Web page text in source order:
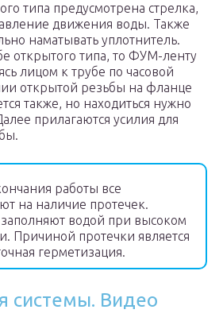
типа предусмотрена стрелка,
движения воды. Также
наматывать уплотнитель.
открытого типа, то ФУМ-ленту
лицом к трубе по часовой
открытой резьбы на фланце
также, но находиться нужно
прилагаются усилия для
работы все
на наличие протечек.
водой при высоком
Причиной протечки является
герметизация.
системы. Видео